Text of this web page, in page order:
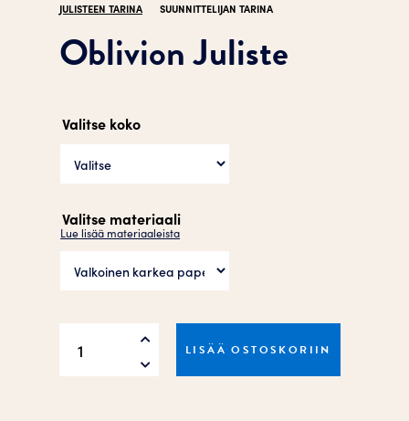
JULISTEEN TARINA SUUNNITTELIJAN TARINA
Oblivion Juliste
Valitse koko
Valitse materiaali
Lue lisää materiaaleista
Juliste
LISÄÄ OSTOSKORIIN